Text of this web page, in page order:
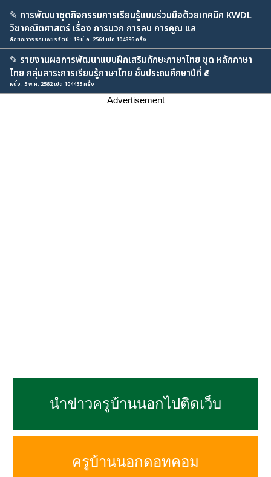
✎ การพัฒนาชุดกิจกรรมการเรียนรู้แบบร่วมมือด้วยเทคนิค KWDL
วิชาคณิตศาสตร์ เรื่อง การบวก การลบ การคูณ แล
ลักขณาวรรณ เพชรรัตน์ : 19 มี.ค. 2561 เปิด 104895 ครั้ง
✎ รายงานผลการพัฒนาแบบฝึกเสริมทักษะภาษาไทย ชุด หลักภาษา
ไทย กลุ่มสาระการเรียนรู้ภาษาไทย ชั้นประถมศึกษาปีที่ ๕
หนึ่ง : 5 พ.ค. 2562 เปิด 104433 ครั้ง
Advertisement
นำข่าวครูบ้านนอกไปติดเว็บ
ครูบ้านนอกดอทคอม